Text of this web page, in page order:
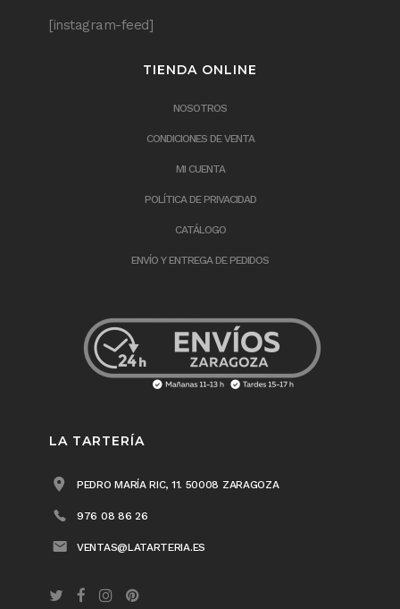
[instagram-feed]
TIENDA ONLINE
NOSOTROS
CONDICIONES DE VENTA
MI CUENTA
POLÍTICA DE PRIVACIDAD
CATÁLOGO
ENVÍO Y ENTREGA DE PEDIDOS
LA TARTERÍA
PEDRO MARÍA RIC, 11. 50008 ZARAGOZA
976 08 86 26
VENTAS@LATARTERIA.ES